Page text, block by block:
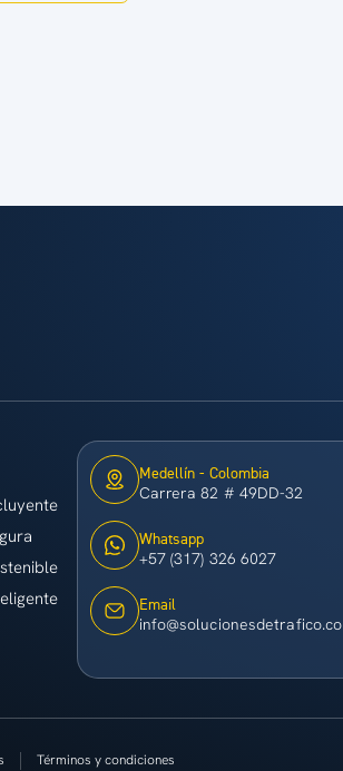
Medellín - Colombia
Carrera 82 # 49DD-32
Whatsapp
+57 (317) 326 6027
Email
info@solucionesdetrafico.co
Términos y condiciones